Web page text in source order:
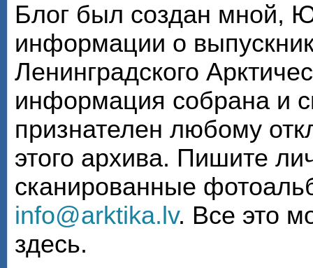
Блог был создан мной,
информации о
Ленинградского
информация собрана и
признателен любому
этого архива. Пишите
сканированные
info@arktika.lv. Все это
здесь.